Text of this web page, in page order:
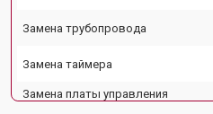
Замена трубопровода
Замена таймера
Замена платы управления